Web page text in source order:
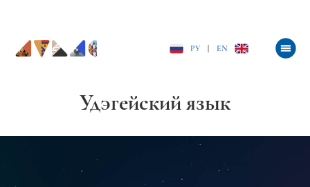
РУ EN
Удэгейский язык